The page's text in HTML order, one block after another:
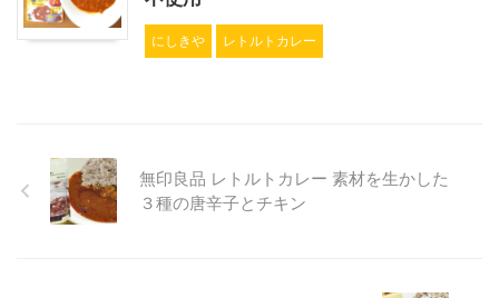
にしきや レトルトカレー
無印良品 レトルトカレー 素材を生かした
３種の唐辛子とチキン